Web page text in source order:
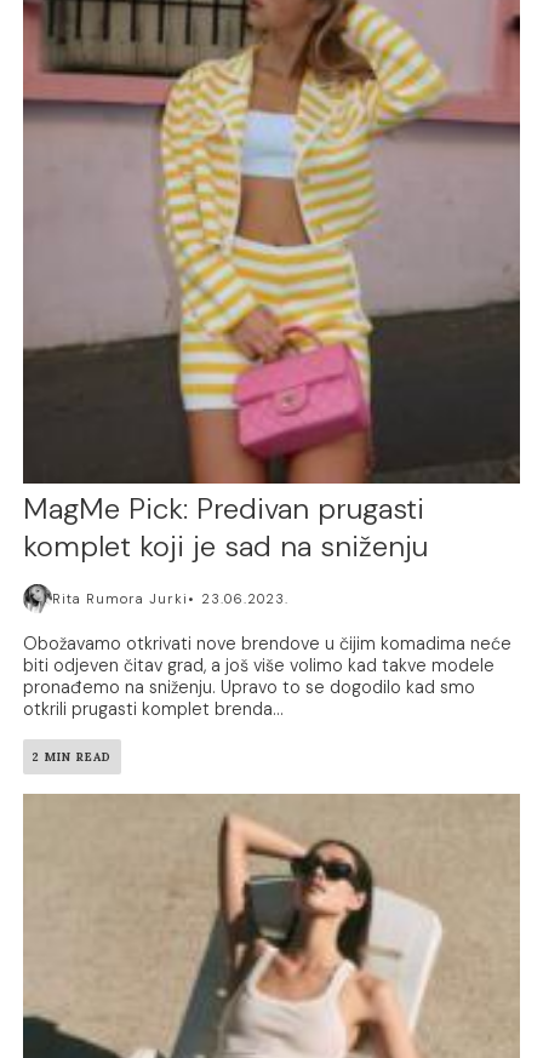
MagMe Pick: Predivan prugasti
komplet koji je sad na sniženju
Rita Rumora Jurki 23.06.2023.
Obožavamo otkrivati nove brendove u čijim komadima neće
biti odjeven čitav grad, a još više volimo kad takve modele
pronađemo na sniženju. Upravo to se dogodilo kad smo
otkrili prugasti komplet brenda...
2 MIN READ